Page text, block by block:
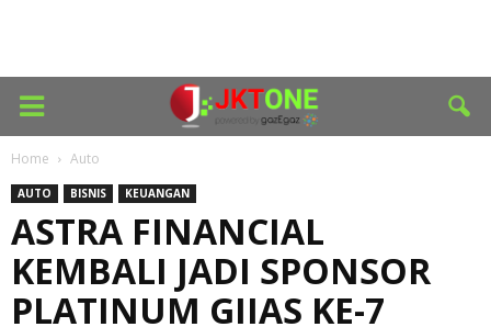
Home Auto
AUTO BISNIS KEUANGAN
ASTRA FINANCIAL
KEMBALI JADI SPONSOR
PLATINUM GIIAS KE-7